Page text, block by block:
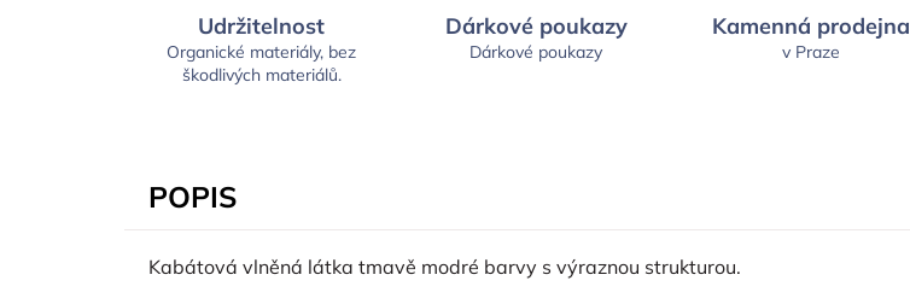
Udržitelnost
Organické materiály, bez
škodlivých materiálů.
Dárkové poukazy
Dárkové poukazy
Kamenná prodejna
v Praze
POPIS
Kabátová vlněná látka tmavě modré barvy s výraznou strukturou.